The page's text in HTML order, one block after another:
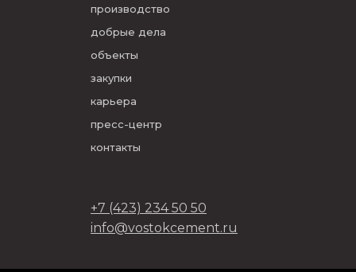
производство
добрые дела
объекты
закупки
карьера
пресс-центр
контакты
+7 (423) 234 50 50
info@vostokcement.ru